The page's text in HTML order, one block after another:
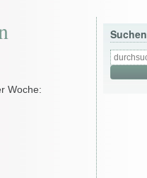
Woche:
Suchen